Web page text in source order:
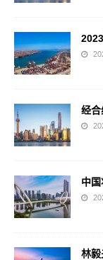
经
中
林毅